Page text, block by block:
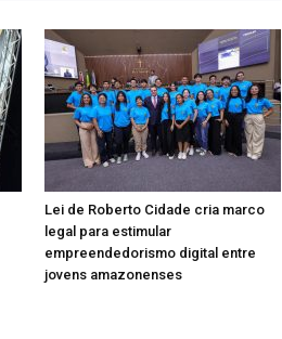
Lei de Roberto Cidade cria marco
legal para estimular
empreendedorismo digital entre
jovens amazonenses